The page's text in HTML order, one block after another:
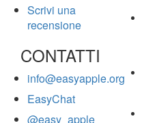
Scrivi una
recensione
CONTATTI
info@easyapple.org
EasyChat
@easy_apple